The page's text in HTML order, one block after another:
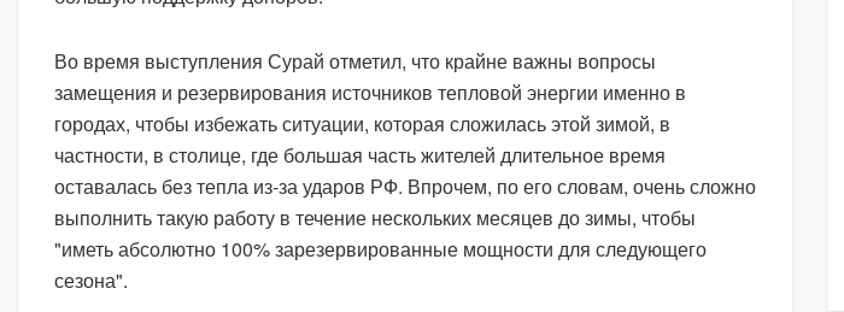
Во время выступления Сурай отметил, что крайне важны вопросы
замещения и резервирования источников тепловой энергии именно в
городах, чтобы избежать ситуации, которая сложилась этой зимой, в
частности, в столице, где большая часть жителей длительное время
оставалась без тепла из-за ударов РФ. Впрочем, по его словам, очень сложно
выполнить такую работу в течение нескольких месяцев до зимы, чтобы
"иметь абсолютно 100% зарезервированные мощности для следующего
сезона".